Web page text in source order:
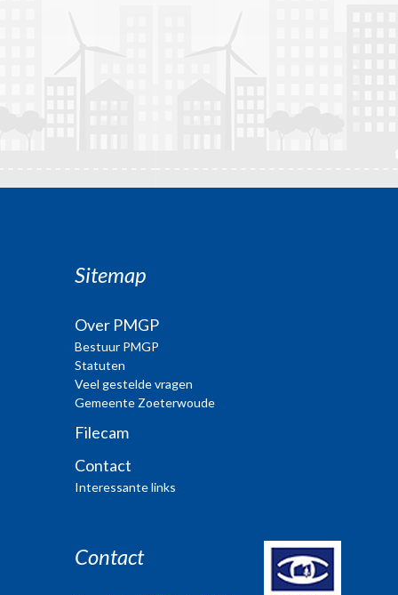
Sitemap
Over PMGP
Bestuur PMGP
Statuten
Veel gestelde vragen
Gemeente Zoeterwoude
Filecam
Contact
Interessante links
Contact